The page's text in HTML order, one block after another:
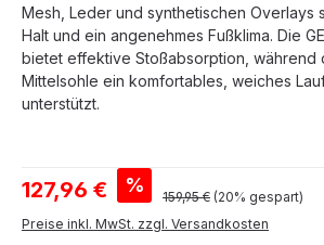
Mesh, Leder und synthetischen Overlays
Halt und ein angenehmes Fußklima. Die
bietet effektive Stoßabsorption, während
Mittelsohle ein komfortables, weiches
unterstützt.
Verkaufspreis:
127,96 € % Regulärer Preis:
159,95 € (20% gespart)
Preise inkl. MwSt. zzgl. Versandkosten